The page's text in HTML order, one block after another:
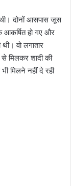
थी। दोनों आसपास जूस
आकर्षित हो गए और
वो लगातार
से मिलकर शादी की
मिलने नहीं दे रही